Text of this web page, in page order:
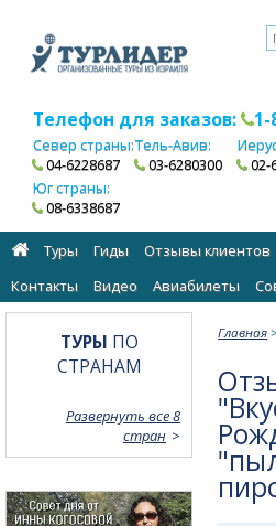
Телефон для заказов: 1-
Север страны:
04-6228687
Тель-Авив:
03-6280300
02-
Юг страны:
08-6338687
Туры Гиды Отзывы клиентов
Контакты
Видео Авиабилеты
Главная
ТУРЫ ПО
СТРАНАМ
Развернуть все 8
стран